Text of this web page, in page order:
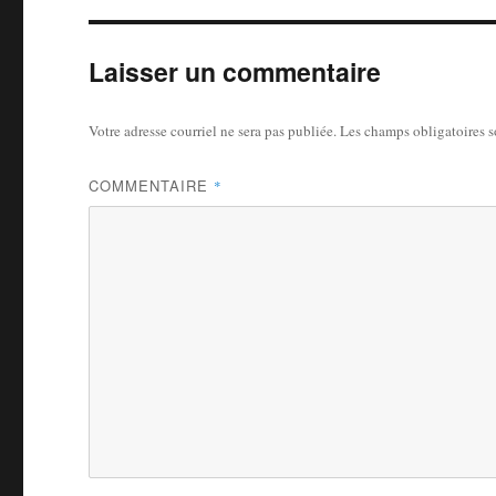
Laisser un commentaire
Votre adresse courriel ne sera pas publiée.Les champs obligatoires
COMMENTAIRE *